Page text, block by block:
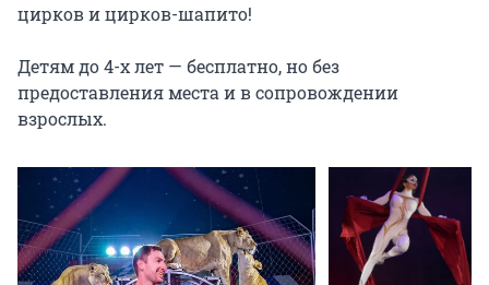
цирков и цирков-шапито!
Детям до 4-х лет — бесплатно, но без
предоставления места и в сопровождении
взрослых.